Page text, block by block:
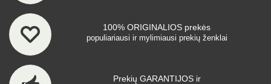
100% ORIGINALIOS prekės
populiariausi ir mylimiausi prekių ženklai
Prekių GARANTIJOS ir